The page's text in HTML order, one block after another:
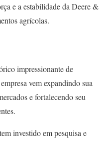
e a estabilidade da Deere &
agrícolas.
impressionante de
vem expandindo sua
e fortalecendo seu
investido em pesquisa e